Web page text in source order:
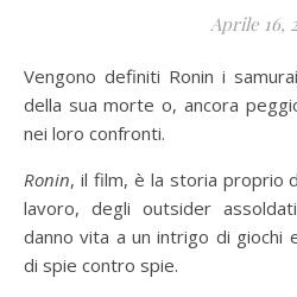
Aprile 16,
Vengono definiti Ronin i samurai senza padrone, a causa
della sua morte o, ancora
nei loro confronti.
Ronin, il film, è la storia proprio
lavoro, degli outsider
danno vita a un intrigo di giochi
di spie contro spie.